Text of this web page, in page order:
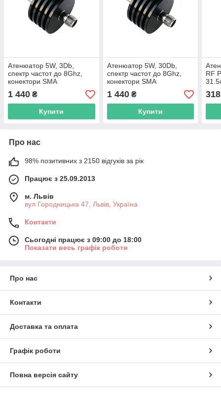
Атенюатор 5W, 3Db,
спектр частот до 8Ghz,
конектори SMA
Male/Female
1 440 ₴
Купити
Атенюатор 5W, 30Db,
спектр частот до 8Ghz,
конектори SMA
Male/Female
1 440₴
Купити
RF
318
Про нас
98% позитивних з 2150 відгуків за рік
Працює з 25.09.2013
м. Львів
вул Городницька 47, Львів, Україна
Контакти
Сьогодні працює з 09:00 до 18:00
Показати весь графік роботи
Про нас
Контакти
Доставка та оплата
Графік роботи
Повна версія сайту